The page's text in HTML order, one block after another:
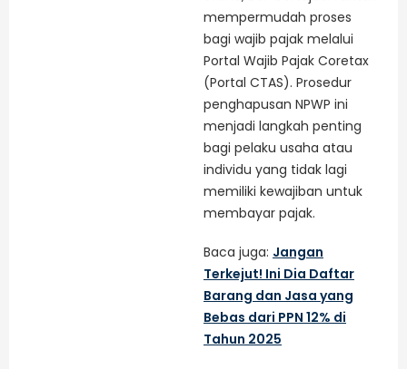
mempermudah proses
bagi wajib pajak melalui
Portal Wajib Pajak Coretax
(Portal CTAS). Prosedur
penghapusan NPWP ini
menjadi langkah penting
bagi pelaku usaha atau
individu yang tidak lagi
memiliki kewajiban untuk
membayar pajak.
Baca juga: Jangan
Terkejut! Ini Dia Daftar
Barang dan Jasa yang
Bebas dari PPN 12% di
Tahun 2025